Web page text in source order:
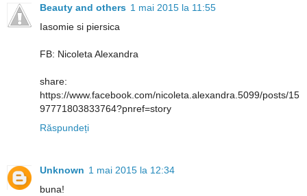
Beauty and others 1 mai 2015 la 11:55
Iasomie si piersica
FB: Nicoleta Alexandra
share:
https://www.facebook.com/nicoleta.alexandra.5099/posts/15
97771803833764?pnref=story
Răspundeți
Unknown 1 mai 2015 la 12:34
buna!